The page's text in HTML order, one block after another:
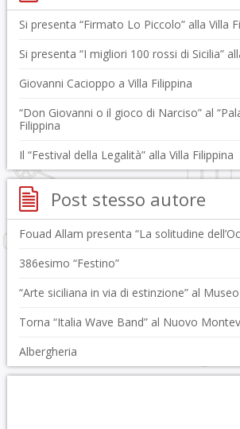
Si presenta “Firmato Lo Piccolo” alla Villa
Si presenta “I migliori 100 rossi di Sicilia”
Giovanni Cacioppo a Villa Filippina
“Don Giovanni o il gioco di Narciso” al
Filippina
Il “Festival della Legalità” alla Villa Filippina
Post stesso autore
Fouad Allam presenta “La solitudine
386esimo “Festino”
“Arte siciliana in via di estinzione” al
Torna “Italia Wave Band” al Nuovo
Albergheria